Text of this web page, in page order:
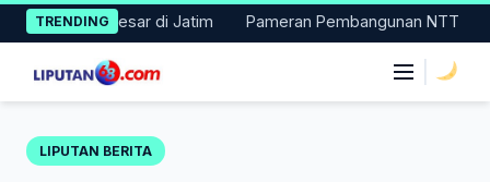
Skip
to
content
TRENDING
11 Besar di Jatim Pameran Pembangunan NTT Didorong
LIPUTAN BERITA